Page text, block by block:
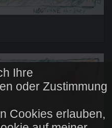
Ihre
oder Zustimmung
Cookies erlauben,